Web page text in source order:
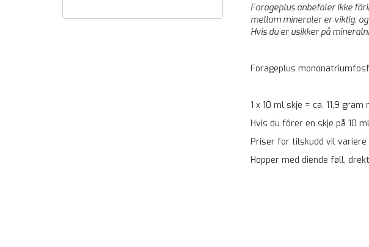
Forageplus anbefaler ikke
mellom mineraler er viktig,
Hvis du er usikker på
Forageplus
1 x 10 ml skje = ca. 11,9
Hvis du fôrer en skje på 10
Priser for tilskudd vil
Hopper med diende føll,